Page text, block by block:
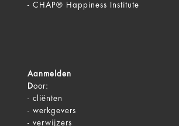
- CHAP® Happiness Institute
Aanmelden
Door:
- cliënten
- werkgevers
- verwijzers